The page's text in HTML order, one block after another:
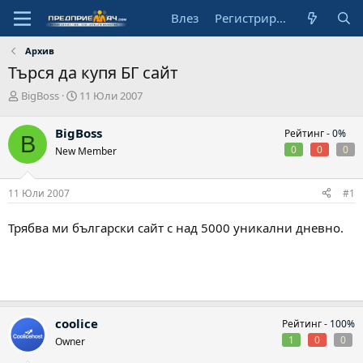
Влез Регистрирай се
Архив
Търся да купя БГ сайт
А
т
о
р
BigBoss
Н
а
л
а
т
11 Юли 2007
B BigBoss
New Member
Рейтинг -0%
0
0 0
11 Юли 2007 #1
Трябва ми български сайт с над 5000 уникални дневно.
coolice
Owner
Рейтинг - 100%
1
0 0